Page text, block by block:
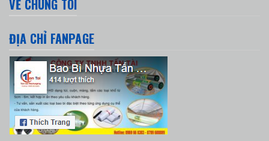
VỀ CHÚNG TÔI
ĐỊA CHỈ FANPAGE